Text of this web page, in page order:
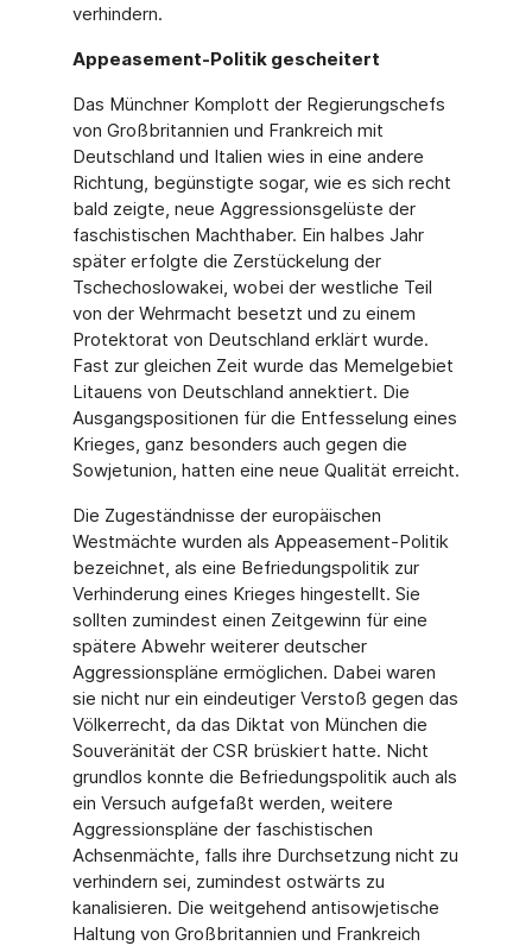
verhindern.
Appeasement-Politik gescheitert
Das Münchner Komplott der Regierungschefs
von Großbritannien und Frankreich mit
Deutschland und Italien wies in eine andere
Richtung, begünstigte sogar, wie es sich recht
bald zeigte, neue Aggressionsgelüste der
faschistischen Machthaber. Ein halbes Jahr
später erfolgte die Zerstückelung der
Tschechoslowakei, wobei der westliche Teil
von der Wehrmacht besetzt und zu einem
Protektorat von Deutschland erklärt wurde.
Fast zur gleichen Zeit wurde das Memelgebiet
Litauens von Deutschland annektiert. Die
Ausgangspositionen für die Entfesselung eines
Krieges, ganz besonders auch gegen die
Sowjetunion, hatten eine neue Qualität erreicht.
Die Zugeständnisse der europäischen
Westmächte wurden als Appeasement-Politik
bezeichnet, als eine Befriedungspolitik zur
Verhinderung eines Krieges hingestellt. Sie
sollten zumindest einen Zeitgewinn für eine
spätere Abwehr weiterer deutscher
Aggressionspläne ermöglichen. Dabei waren
sie nicht nur ein eindeutiger Verstoß gegen das
Völkerrecht, da das Diktat von München die
Souveränität der CSR brüskiert hatte. Nicht
grundlos konnte die Befriedungspolitik auch als
ein Versuch aufgefaßt werden, weitere
Aggressionspläne der faschistischen
Achsenmächte, falls ihre Durchsetzung nicht zu
verhindern sei, zumindest ostwärts zu
kanalisieren. Die weitgehend antisowjetische
Haltung von Großbritannien und Frankreich